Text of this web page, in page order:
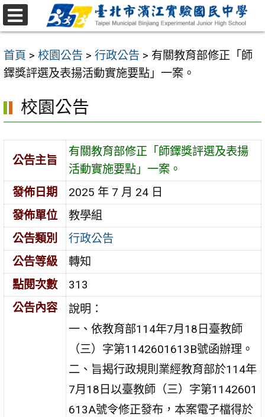
跳
至
要
內
區
首頁 > 校園公告 > 行政公告 > 有關教育部修正「師
鐸獎評選及表揚活動實施要點」一案。
校園公告
公告主旨
有關教育部修正「師鐸獎評選及表揚
活動實施要點」一案。
發佈日期
2025 年 7 月 24 日
發佈單位
教學組
公告類別
行政公告
公告等級
轉知
點閱次數
313
公告內容
說明：
一、依教育部114年7月18日臺教師
（三）字第1142601613B號函辦理。
二、旨揭行政規則業經教育部於114年
7月18日以臺教師（三）字第1142601
613A號令修正發布，本案電子檔得於
選
單